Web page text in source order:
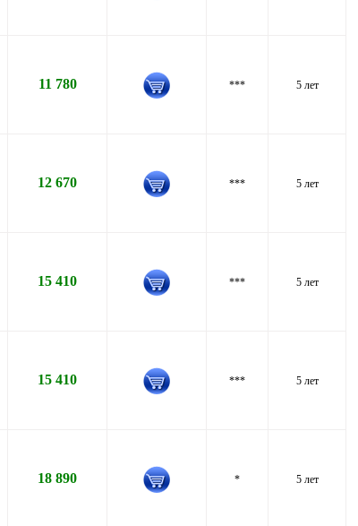
11 780 *** 5 лет
12 670 *** 5 лет
15 410 *** 5 лет
15 410 *** 5 лет
18 890 * 5 лет